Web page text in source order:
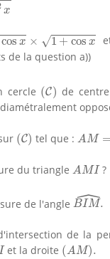
x
cos x × √1 + cos x
x×1+ cosx
de la question a))
cercle (C)
(C) de centre
(C)
(C) tel que : AM =
A M=
du triangle AMI
A MI ?
de l'angle ˆ
BIM.
BIM^
de la
Iet la droite (AM).
(AM).